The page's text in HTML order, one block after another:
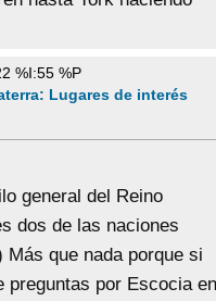
%I:55 %P
Lugares de interés
general del Reino
dos de las naciones
que nada porque si
preguntas por Escocia en